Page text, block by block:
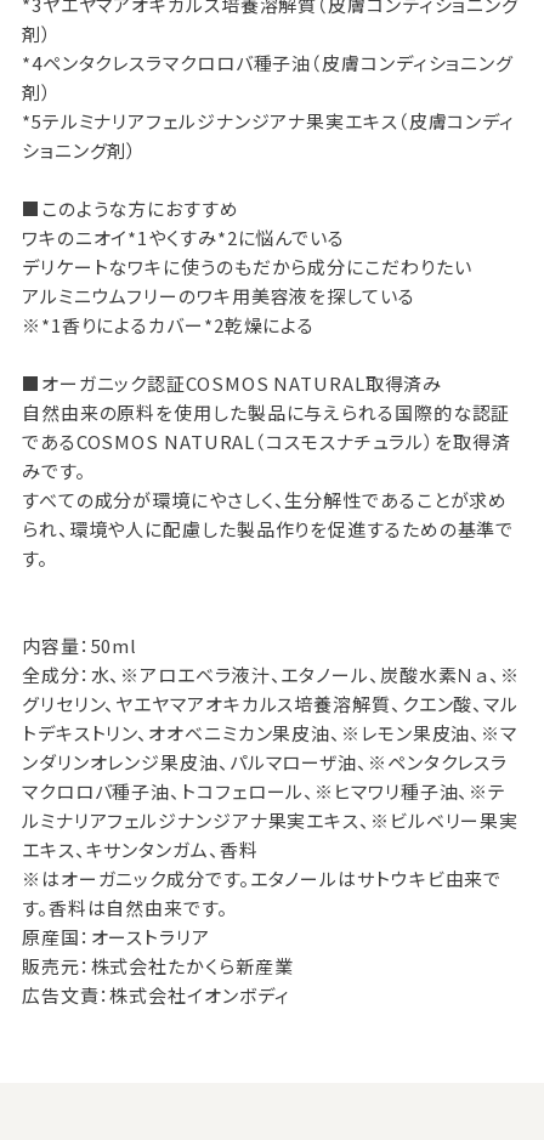
剤）
*4ペンタクレスラマクロロバ種子油（皮膚コンディショニング
剤）
*5テルミナリアフェルジナンジアナ果実エキス（皮膚コンディ
ショニング剤）
■このような方におすすめ
ワキのニオイ*1やくすみ*2に悩んでいる
デリケートなワキに使うのもだから成分にこだわりたい
アルミニウムフリーのワキ用美容液を探している
※*1香りによるカバー*2乾燥による
■オーガニック認証COSMOS NATURAL取得済み
自然由来の原料を使用した製品に与えられる国際的な認証
であるCOSMOS NATURAL（コスモスナチュラル）を取得済
みです。
すべての成分が環境にやさしく、生分解性であることが求め
られ、環境や人に配慮した製品作りを促進するための基準で
す。
内容量：50ml
全成分：水、※アロエベラ液汁、エタノール、炭酸水素Ｎａ、※
グリセリン、ヤエヤマアオキカルス培養溶解質、クエン酸、マル
トデキストリン、オオベニミカン果皮油、※レモン果皮油、※マ
ンダリンオレンジ果皮油、パルマローザ油、※ペンタクレスラ
マクロロバ種子油、トコフェロール、※ヒマワリ種子油、※テ
ルミナリアフェルジナンジアナ果実エキス、※ビルベリー果実
エキス、キサンタンガム、香料
※はオーガニック成分です。エタノールはサトウキビ由来で
す。香料は自然由来です。
原産国：オーストラリア
販売元：株式会社たかくら新産業
広告文責：株式会社イオンボディ